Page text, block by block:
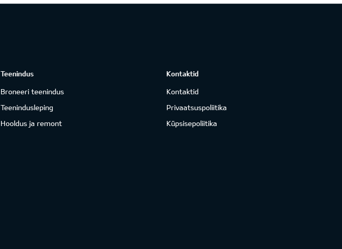
Teenindus
Broneeri teenindus
Teenindusleping
Hooldus ja remont
Kontaktid
Kontaktid
Privaatsuspoliitika
Küpsisepoliitika